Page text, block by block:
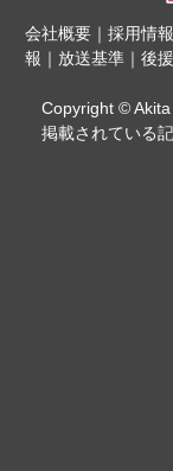
会社概要｜ 採用情報
報 ｜ 放送基準 ｜ 後
Copyright ©
掲載されている